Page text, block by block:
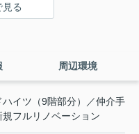
る
周辺環境
イツ（9階部分）／仲介手
フルリノベーション